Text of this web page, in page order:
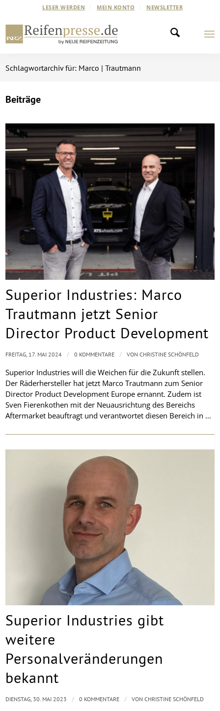
LESER WERDEN MEIN KONTO NEWSLETTER
Schlagwortarchiv für: Marco | Trautmann
Beiträge
Superior Industries: Marco
Trautmann jetzt Senior
Director Product Development
Superior Industries will die Weichen für die Zukunft stellen.
Der Räderhersteller hat jetzt Marco Trautmann zum Senior
Director Product Development Europe ernannt. Zudem ist
Sven Fierenkothen mit der Neuausrichtung des Bereichs
Aftermarket beauftragt und verantwortet diesen Bereich in …
FREITAG, 17. MAI 2024 / 0 KOMMENTARE / VONCHRISTINE SCHÖNFELD
Superior Industries gibt
weitere
Personalveränderungen
bekannt
DIENSTAG, 30. MAI 2023 / 0 KOMMENTARE / VONCHRISTINE SCHÖNFELD